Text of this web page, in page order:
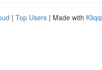
| Top Users | Made with